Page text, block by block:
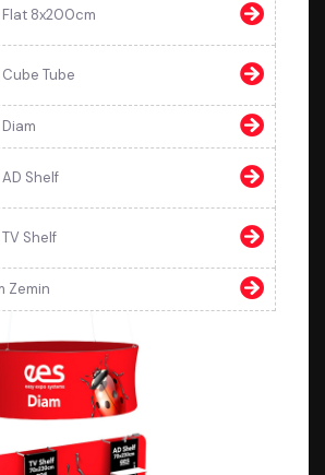
Flat 8x200cm
Cube Tube
Diam
AD Shelf
TV Shelf
Zemin